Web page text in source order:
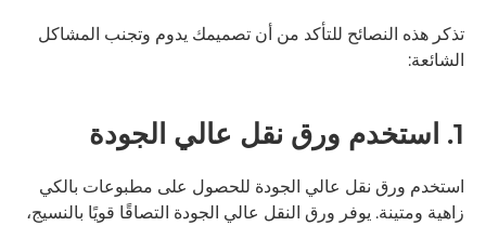
تذكر هذه النصائح للتأكد من أن تصميمك يدوم وتجنب المشاكل
الشائعة:
1. استخدم ورق نقل عالي الجودة
استخدم ورق نقل عالي الجودة للحصول على مطبوعات بالكي
زاهية ومتينة. يوفر ورق النقل عالي الجودة التصاقًا قويًا بالنسيج،